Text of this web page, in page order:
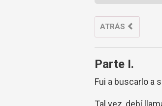
ATRÁS
Parte I.
Fui a buscarlo a
Tal vez, debí